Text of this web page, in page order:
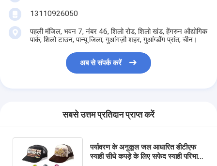
13110926050
पहली मंजिल, भवन 7, नंबर 46, शिलो रोड, शिलो खंड, हेंगरुन औद्योगिक
पार्क, शिलो टाउन, पान्यू जिला, गुआंगज़ौ शहर, गुआंग्डोंग प्रांत, चीन।
अब से संपर्क करें
सबसे उत्तम प्रतिदान प्राप्त करें
पर्यावरण के अनुकूल जल आधारित डीटीएफ
स्याही सीधे कपड़े के लिए सफेद स्याही परिभाषा